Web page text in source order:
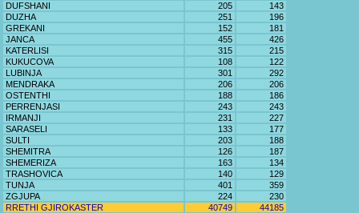
DUFSHANI
205
143
DUZHA
251
196
GREKANI
152
181
JANCA
455
426
KATERLISI
315
215
KUKUCOVA
108
122
LUBINJA
301
292
MENDRAKA
206
206
OSTENTHI
188
186
PERRENJASI
243
243
IRMANJI
231
227
SARASELI
133
177
SULTI
203
188
SHEMITRA
126
187
SHEMERIZA
163
134
TRASHOVICA
140
129
TUNJA
401
359
ZGJUPA
224
230
RRETHI GJIROKASTER
40749
44185